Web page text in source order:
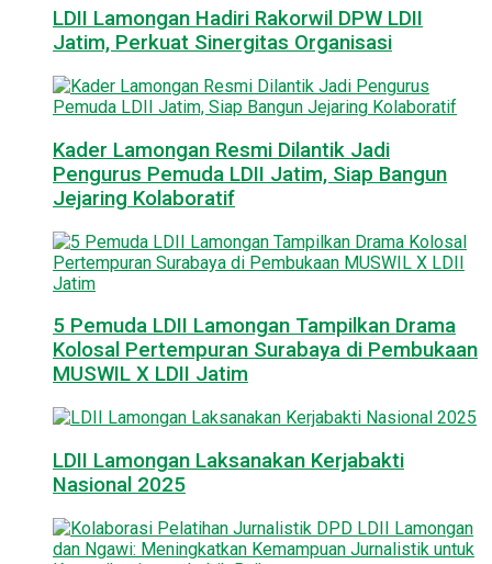
LDII Lamongan Hadiri Rakorwil DPW LDII
Jatim, Perkuat Sinergitas Organisasi
Kader Lamongan Resmi Dilantik Jadi
Pengurus Pemuda LDII Jatim, Siap Bangun
Jejaring Kolaboratif
5 Pemuda LDII Lamongan Tampilkan Drama
Kolosal Pertempuran Surabaya di Pembukaan
MUSWIL X LDII Jatim
LDII Lamongan Laksanakan Kerjabakti
Nasional 2025